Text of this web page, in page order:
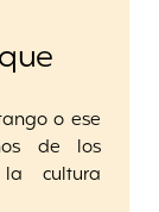
o ese
de los
cultura